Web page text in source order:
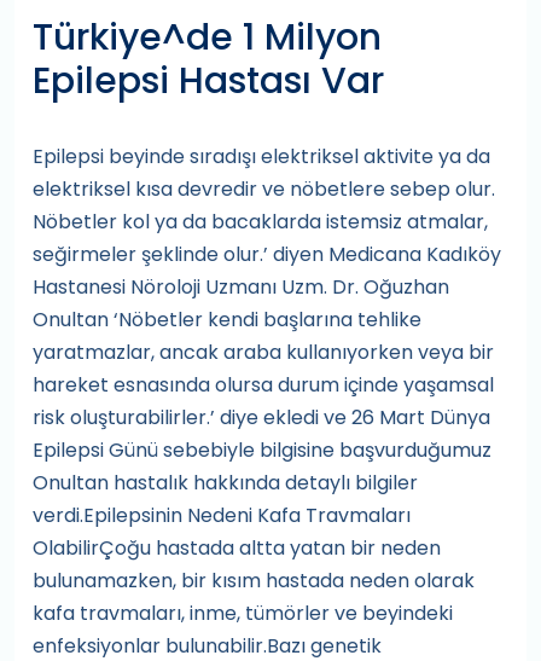
Türkiye^de 1 Milyon
Epilepsi Hastası Var
Epilepsi beyinde sıradışı elektriksel aktivite ya da
elektriksel kısa devredir ve nöbetlere sebep olur.
Nöbetler kol ya da bacaklarda istemsiz atmalar,
seğirmeler şeklinde olur.’ diyen Medicana Kadıköy
Hastanesi Nöroloji Uzmanı Uzm. Dr. Oğuzhan
Onultan ‘Nöbetler kendi başlarına tehlike
yaratmazlar, ancak araba kullanıyorken veya bir
hareket esnasında olursa durum içinde yaşamsal
risk oluşturabilirler.’ diye ekledi ve 26 Mart Dünya
Epilepsi Günü sebebiyle bilgisine başvurduğumuz
Onultan hastalık hakkında detaylı bilgiler
verdi.Epilepsinin Nedeni Kafa Travmaları
OlabilirÇoğu hastada altta yatan bir neden
bulunamazken, bir kısım hastada neden olarak
kafa travmaları, inme, tümörler ve beyindeki
enfeksiyonlar bulunabilir.Bazı genetik